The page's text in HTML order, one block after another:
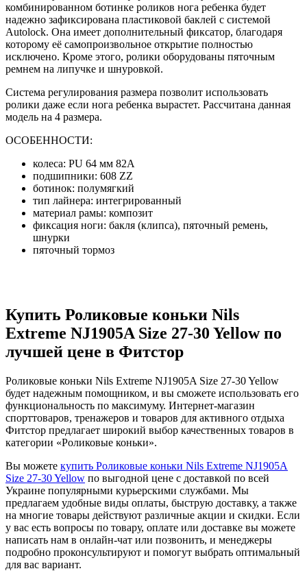
комбинированном ботинке роликов нога ребенка будет
надежно зафиксирована пластиковой баклей с системой
Autolock. Она имеет дополнительный фиксатор, благодаря
которому её самопроизвольное открытие полностью
исключено. Кроме этого, ролики оборудованы пяточным
ремнем на липучке и шнуровкой.
Система регулирования размера позволит использовать
ролики даже если нога ребенка вырастет. Рассчитана данная
модель на 4 размера.
ОСОБЕННОСТИ:
колеса: PU 64 мм 82A
подшипники: 608 ZZ
ботинок: полумягкий
тип лайнера: интегрированный
материал рамы: композит
фиксация ноги: бакля (клипса), пяточный ремень,
шнурки
пяточный тормоз
Купить Роликовые коньки Nils
Extreme NJ1905A Size 27-30 Yellow по
лучшей цене в Фитстор
Роликовые коньки Nils Extreme NJ1905A Size 27-30 Yellow
будет надежным помощником, и вы сможете использовать его
функциональность по максимуму. Интернет-магазин
спорттоваров, тренажеров и товаров для активного отдыха
Фитстор предлагает широкий выбор качественных товаров в
категории «Роликовые коньки».
Вы можете купить Роликовые коньки Nils Extreme NJ1905A
Size 27-30 Yellow по выгодной цене с доставкой по всей
Украине популярными курьерскими службами. Мы
предлагаем удобные виды оплаты, быструю доставку, а также
на многие товары действуют различные акции и скидки. Если
у вас есть вопросы по товару, оплате или доставке вы можете
написать нам в онлайн-чат или позвонить, и менеджеры
подробно проконсультируют и помогут выбрать оптимальный
для вас вариант.